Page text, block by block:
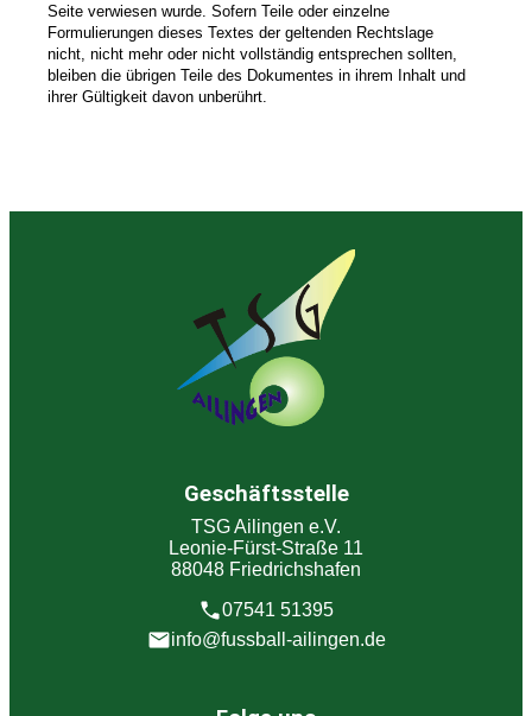
Seite verwiesen wurde. Sofern Teile oder einzelne
Formulierungen dieses Textes der geltenden Rechtslage
nicht, nicht mehr oder nicht vollständig entsprechen sollten,
bleiben die übrigen Teile des Dokumentes in ihrem Inhalt und
ihrer Gültigkeit davon unberührt.
Geschäftsstelle
TSG Ailingen e.V.
Leonie-Fürst-Straße 11
88048 Friedrichshafen
07541 51395
info@fussball-ailingen.de